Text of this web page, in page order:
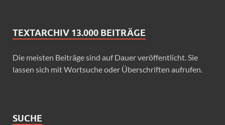
TEXTARCHIV 13.000 BEITRÄGE
Die meisten Beiträge sind auf Dauer veröffentlicht. Sie
lassen sich mit Wortsuche oder Überschriften aufrufen.
SUCHE